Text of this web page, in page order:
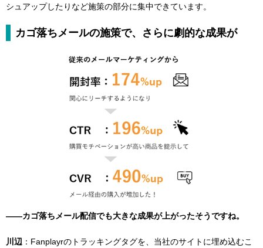
シュアップしたりなど施策の部分に集中できています。
カゴ落ちメールの施策で、さらに劇的な成果が
――カゴ落ちメール配信でも大きな成果が上がったそうですね。
川辺 ：Fanplayrのトラッキングタグを、当社のサイトに埋め込むこ